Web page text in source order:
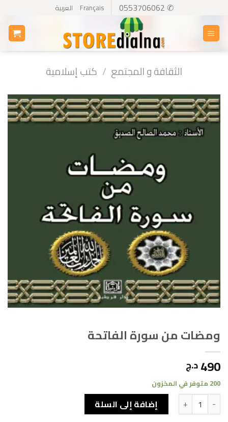
content
✆ 0553706062
Français العربية
الثقافة و المجتمع / كتب إسلامية
ومضات من سورة الفاتحة
490د.ج
200 متوفر في المخزون
كمية ومضات من سورة الفاتحة
إضافة إلى السلة